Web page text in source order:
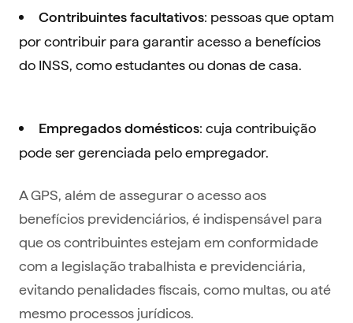
Contribuintes facultativos: pessoas que optam
por contribuir para garantir acesso a benefícios
do INSS, como estudantes ou donas de casa.
Empregados domésticos: cuja contribuição
pode ser gerenciada pelo empregador.
A GPS, além de assegurar o acesso aos
benefícios previdenciários, é indispensável para
que os contribuintes estejam em conformidade
com a legislação trabalhista e previdenciária,
evitando penalidades fiscais, como multas, ou até
mesmo processos jurídicos.